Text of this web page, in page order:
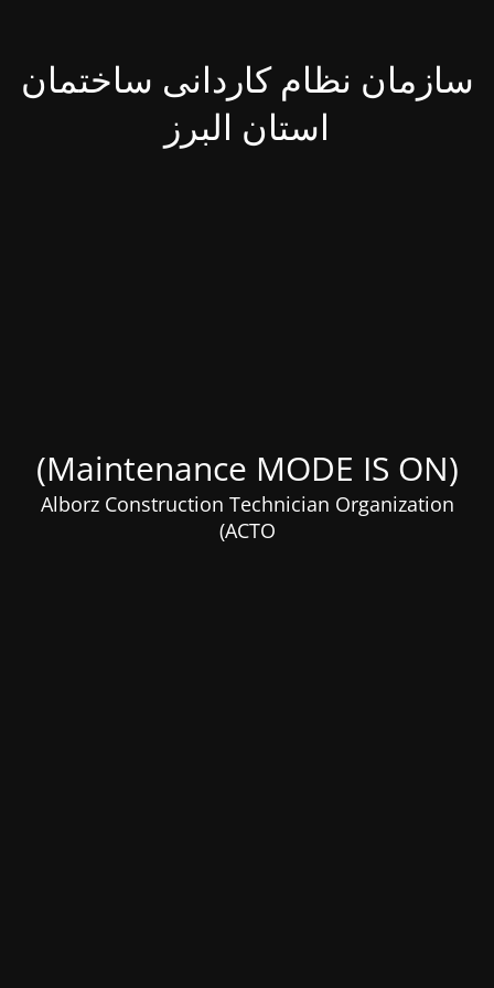
سازمان نظام کاردانی ساختمان
استان البرز
(Maintenance MODE IS ON)
Alborz Construction Technician Organization
(ACTO